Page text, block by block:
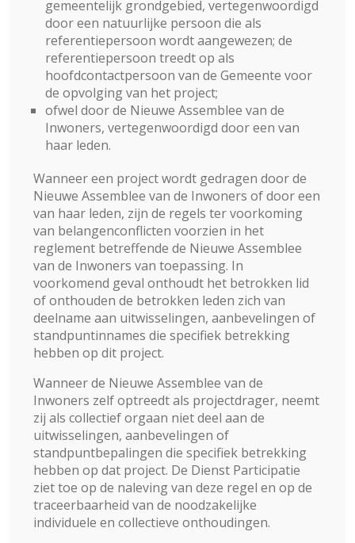
gemeentelijk grondgebied, vertegenwoordigd
door een natuurlijke persoon die als
referentiepersoon wordt aangewezen; de
referentiepersoon treedt op als
hoofdcontactpersoon van de Gemeente voor
de opvolging van het project;
ofwel door de Nieuwe Assemblee van de
Inwoners, vertegenwoordigd door een van
haar leden.
Wanneer een project wordt gedragen door de
Nieuwe Assemblee van de Inwoners of door een
van haar leden, zijn de regels ter voorkoming
van belangenconflicten voorzien in het
reglement betreffende de Nieuwe Assemblee
van de Inwoners van toepassing. In
voorkomend geval onthoudt het betrokken lid
of onthouden de betrokken leden zich van
deelname aan uitwisselingen, aanbevelingen of
standpuntinnames die specifiek betrekking
hebben op dit project.
Wanneer de Nieuwe Assemblee van de
Inwoners zelf optreedt als projectdrager, neemt
zij als collectief orgaan niet deel aan de
uitwisselingen, aanbevelingen of
standpuntbepalingen die specifiek betrekking
hebben op dat project. De Dienst Participatie
ziet toe op de naleving van deze regel en op de
traceerbaarheid van de noodzakelijke
individuele en collectieve onthoudingen.